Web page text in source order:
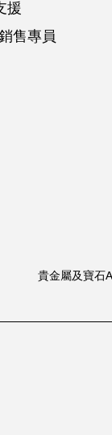
援
售專員
貴金屬及寶石